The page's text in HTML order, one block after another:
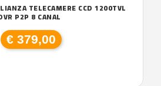
TELECAMERE CCD 1200TVL
P2P 8 CANAL
€ 379,00